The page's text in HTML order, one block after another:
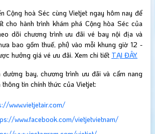
Cộng hoà Séc cùng Vietjet ngay hôm nay để
cho hành trình khám phá Cộng hòa Séc của
dõi chương trình ưu đãi vé bay nội địa và
bao gồm thuế, phí) vào mỗi khung giờ 12 -
hưởng giá vé ưu đãi. Xem chi tiết TẠI ĐÂY.
bay, chương trình ưu đãi và cẩm nang
tin chính thức của Vietjet:
www.vietjetair.com/
www.facebook.com/vietjetvietnam/